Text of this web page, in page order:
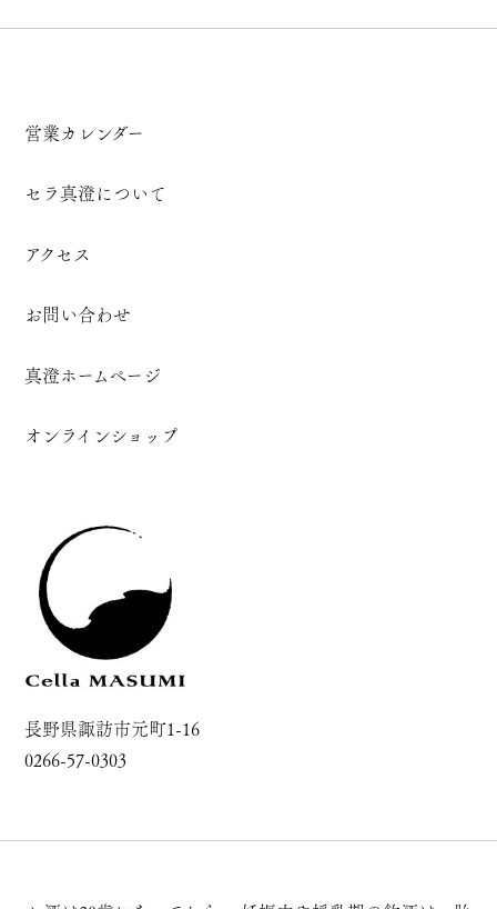
営業カレンダー
セラ真澄について
アクセス
お問い合わせ
真澄ホームページ
オンラインショップ
長野県諏訪市元町1-16
0266-57-0303